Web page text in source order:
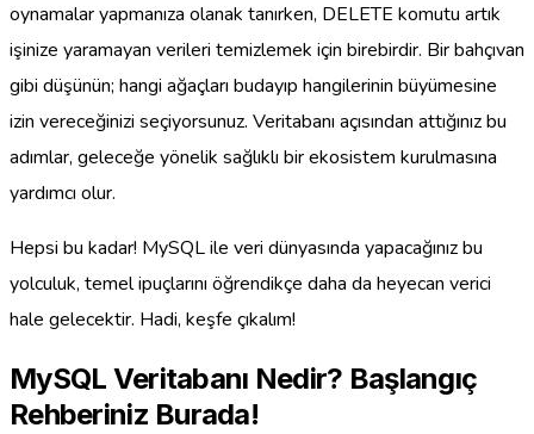
oynamalar yapmanıza olanak tanırken, DELETE komutu artık
işinize yaramayan verileri temizlemek için birebirdir. Bir bahçıvan
gibi düşünün; hangi ağaçları budayıp hangilerinin büyümesine
izin vereceğinizi seçiyorsunuz. Veritabanı açısından attığınız bu
adımlar, geleceğe yönelik sağlıklı bir ekosistem kurulmasına
yardımcı olur.
Hepsi bu kadar! MySQL ile veri dünyasında yapacağınız bu
yolculuk, temel ipuçlarını öğrendikçe daha da heyecan verici
hale gelecektir. Hadi, keşfe çıkalım!
MySQL Veritabanı Nedir? Başlangıç
Rehberiniz Burada!